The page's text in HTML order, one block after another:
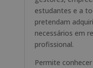
estudantes e a
pretendam
necessários em
profissional.
Permite